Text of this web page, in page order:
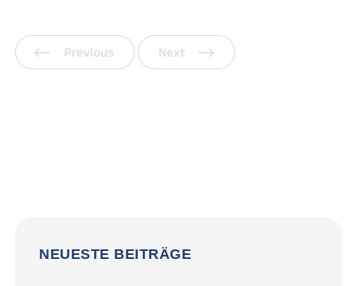
Vorherige
NEUESTE BEITRÄGE